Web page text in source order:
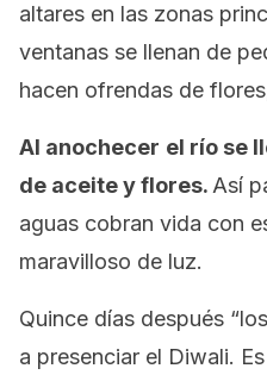
altares en las zonas
ventanas se llenan de
hacen ofrendas de
Al anochecer el río se
de aceite y flores. Así
aguas cobran vida con
maravilloso de luz.
Quince días después
a presenciar el Diwali.